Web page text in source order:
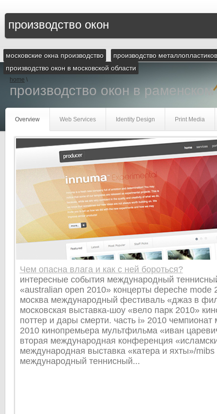
производство окон
московские окна производство
производство
производство окон в московской области
home \
производство окон в раменском
Overview Web Services Identity Design Print Media
Чем опасна влага и как с ней бороться?
интересные события международный
«australian open 2010» концерты depeche mode
москва международный фестиваль «джаз в
московская выставка-шоу «вело парк 2010»
поттер и дары смерти. часть i» 2010 чемпионат
2010 кинопремьера мультфильма «иван
вторая международная конференция
международная выставка «катера и яхты»/mibs
международный теннисный...